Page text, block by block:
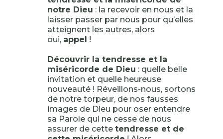
notre Dieu : la recevoir en nous et la
laisser passer par nous pour qu’elles
atteignent les autres, alors
oui, appel !
Découvrir la tendresse et la
miséricorde de Dieu : quelle belle
invitation et quelle heureuse
nouveauté ! Réveillons-nous, sortons
de notre torpeur, de nos fausses
images de Dieu pour oser entendre
sa Parole qui ne cesse de nous
assurer de cette tendresse et de